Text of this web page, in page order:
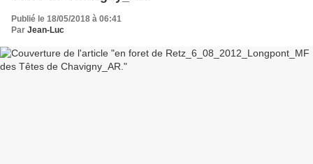
Publié le 18/05/2018 à 06:41
Par Jean-Luc